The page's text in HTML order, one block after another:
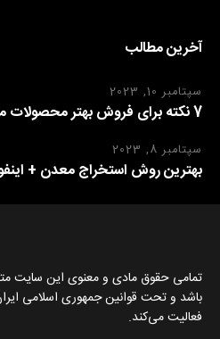
آخرین مطالب
سپتامبر 10, 2023
7 نکته برای فروش بهتر محصولات معدنی
سپتامبر 8, 2023
بهترین روش استخراج معدن +
تمامی حقوق مادی و معنوی این سایت
باشد و تحت قوانین جمهوری اسلامی
فعالیت می‌کند.